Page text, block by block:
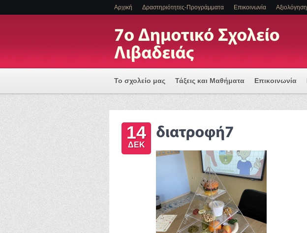
Αρχική Δραστηριότητες-Προγράμματα Επικοινωνία
Το σχολείο μας Τάξεις και Μαθήματα Επικοινωνία
Πρόγραμμα Εισαγωγής Η/Υ για μια Ψηφιακά
ΕΝΤΑΞΗ ΜΑΘΗΤΩΝ ΜΕ ΑΝΑΠΗΡΙΑ Η/ΚΑΙ ΕΙΔΙΚΕΣ
14
ΔΕΚ